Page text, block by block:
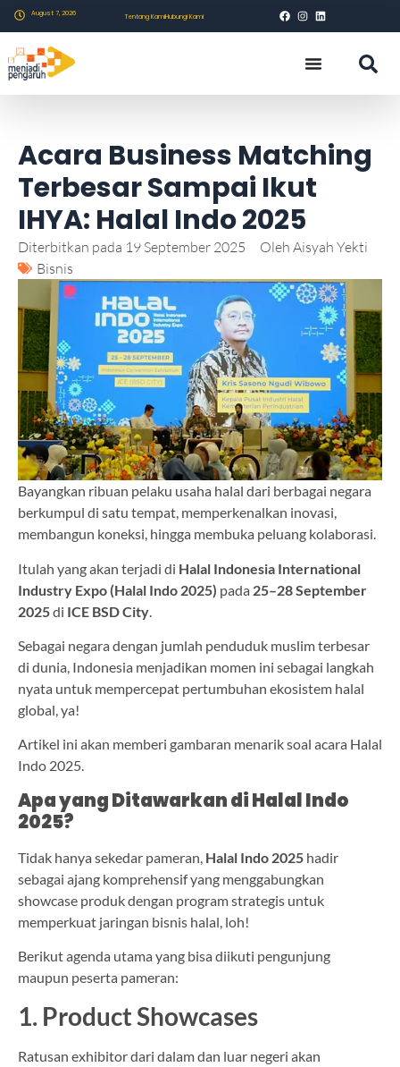
August 7, 2026 Tentang KamiHubungi Kami
Acara Business Matching
Terbesar Sampai Ikut
IHYA: Halal Indo 2025
Diterbitkan pada 19 September 2025 Oleh Aisyah Yekti
Bisnis
Bayangkan ribuan pelaku usaha halal dari berbagai negara
berkumpul di satu tempat, memperkenalkan inovasi,
membangun koneksi, hingga membuka peluang kolaborasi.
Itulah yang akan terjadi di Halal Indonesia International
Industry Expo (Halal Indo 2025) pada 25–28 September
2025di ICE BSD City
Sebagai negara dengan jumlah penduduk muslim terbesar
di dunia, Indonesia menjadikan momen ini sebagai langkah
nyata untuk mempercepat pertumbuhan ekosistem halal
global, ya!
Artikel ini akan memberi gambaran menarik soal acara Halal
Indo 2025.
Apa yang Ditawarkan di Halal Indo
2025?
Tidak hanya sekedar pameran, Halal Indo 2025 hadir
sebagai ajang komprehensif yang menggabungkan
showcase produk dengan program strategis untuk
memperkuat jaringan bisnis halal, loh!
Berikut agenda utama yang bisa diikuti pengunjung
maupun peserta pameran:
1. Product Showcases
Ratusan exhibitor dari dalam dan luar negeri akan